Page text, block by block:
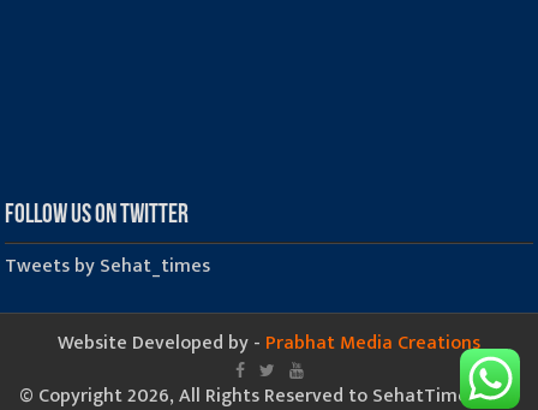
Follow us on Twitter
Tweets by Sehat_times
Website Developed by - Prabhat Media Creations
© Copyright 2026, All Rights Reserved to SehatTimes.Com